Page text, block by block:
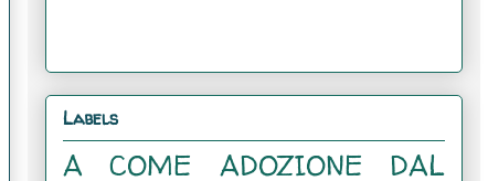
Labels
A COME ADOZIONE DAL